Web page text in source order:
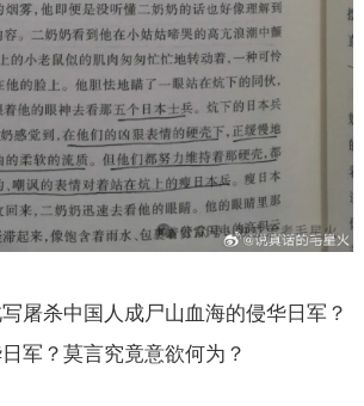
屠杀中国人成尸山血海的侵华日军？
军？莫言究竟意欲何为？